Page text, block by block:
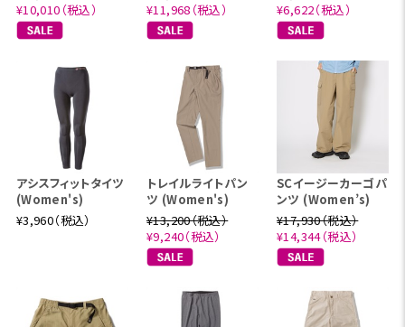
¥10,010（税込）
¥11,968（税込）
¥6,622（税込）
アシスフィットタイツ
(Women's)
¥3,960（税込）
トレイルライトパン
ツ (Women's)
¥13,200（税込）
¥9,240（税込）
SCイージーカーゴパ
ンツ (Women’s)
¥17,930（税込）
¥14,344（税込）